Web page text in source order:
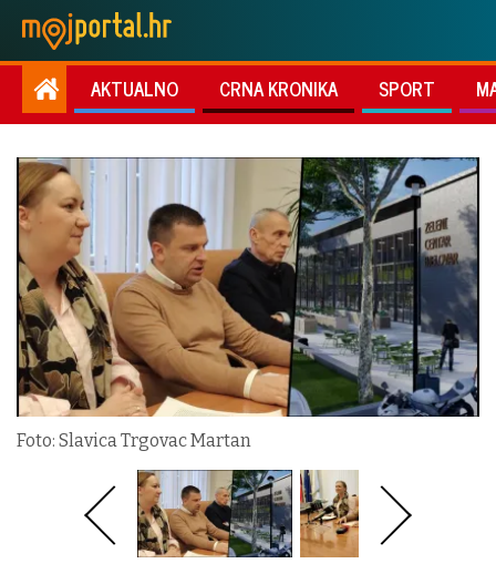
AKTUALNO CRNA KRONIKA SPORT
Foto: Slavica Trgovac Martan